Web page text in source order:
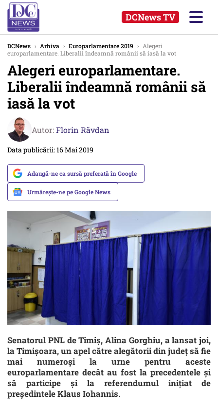
DCNews TV
DCNews › Arhiva › Europarlamentare 2019 › Alegeri
europarlamentare. Liberalii îndeamnă românii să iasă la vot
Alegeri europarlamentare.
Liberalii îndeamnă românii să
iasă la vot
Autor:Florin Răvdan
Data publicării: 16 Mai 2019
Adaugă-ne ca sursă preferată în Google
Urmărește-ne pe Google News
Senatorul PNL de Timiş, Alina Gorghiu, a lansat joi,
la Timişoara, un apel către alegătorii din judeţ să fie
mai numeroşi la urne pentru aceste
europarlamentare decât au fost la precedentele şi
să participe şi la referendumul iniţiat de
preşedintele Klaus Iohannis.